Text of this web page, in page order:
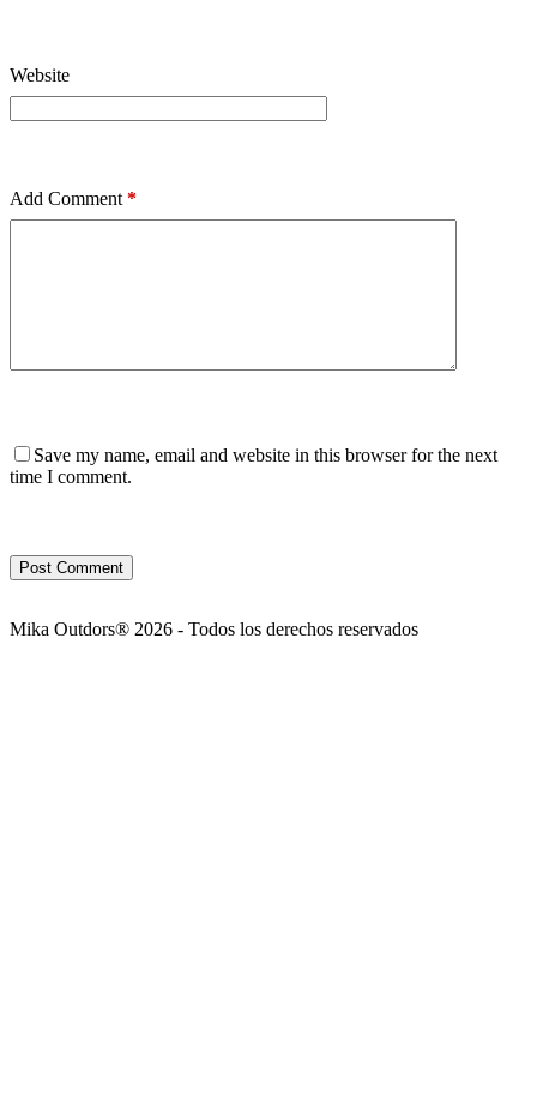
Website
Add Comment *
Save my name, email and website in this browser for the next
time I comment.
Post Comment
Mika Outdors® 2026 - Todos los derechos reservados